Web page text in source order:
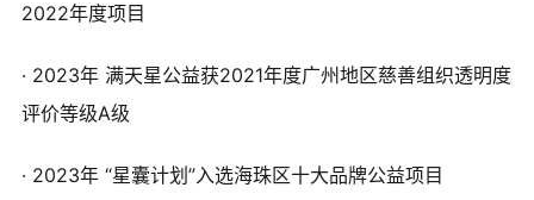
2022年度项目
· 2023年 满天星公益获2021年度广州地区慈善组织透明度
评价等级A级
· 2023年 “星囊计划”入选海珠区十大品牌公益项目